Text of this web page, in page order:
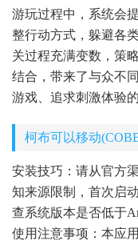
游玩过程中，系统会
整行动方式，躲避各
关过程充满变数，策
结合，带来了与众不
游戏、追求刺激体验
柯布可以移动
安装技巧：请从官方
知来源限制，首次启
查系统版本是否低于
使用注意事项：本应